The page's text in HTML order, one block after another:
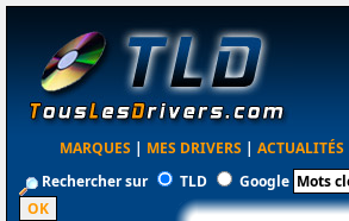
MARQUES | MES DRIVERS | ACTUALITÉS
Rechercher sur
TLD Google